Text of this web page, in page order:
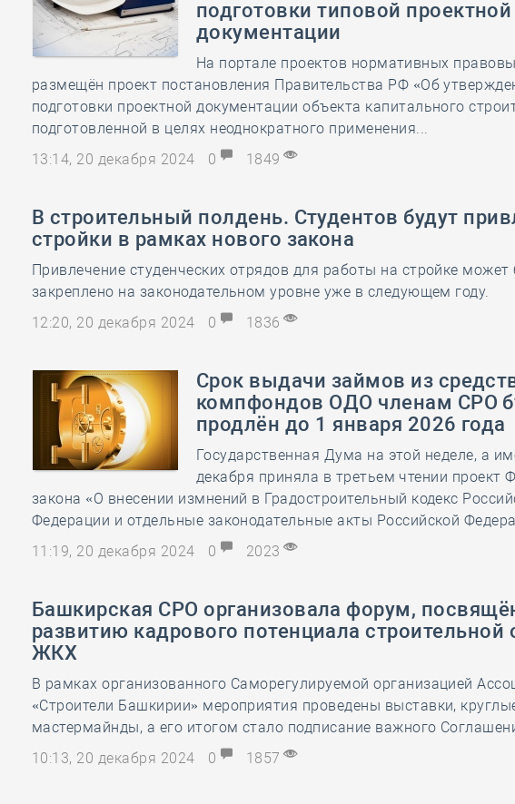
28 мая-
подготовки типовой проектной
документации
На портале проектов нормативных
размещён проект постановления Правительства РФ «Об
подготовки проектной документации объекта капитального
подготовленной в целях неоднократного применения...
13:14, 20 декабря 2024
0 1849
В строительный полдень. Студентов будут
стройки в рамках нового закона
Привлечение студенческих отрядов для работы на стройке может
закреплено на законодательном уровне уже в следующем году.
12:20, 20 декабря 2024
0 1836
Срок выдачи займов из
компфондов ОДО членам СРО
продлён до 1 января 2026 года
Государственная Дума на этой неделе, а
декабря приняла в третьем чтении проект
закона «О внесении измнений в Градостроительный кодекс
Федерации и отдельные законодательные акты Российской
11:19, 20 декабря 2024
0 2023
Башкирская СРО организовала форум,
развитию кадрового потенциала строительной
ЖКХ
В рамках организованного Саморегулируемой организацией
«Строители Башкирии» мероприятия проведены выставки,
мастермайнды, а его итогом стало подписание важного
10:13, 20 декабря 2024
0 1857